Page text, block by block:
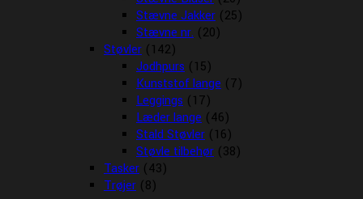
Stævne Jakker (25)
Stævne nr. (20)
Støvler (142)
Jodhpurs (15)
Kunststof lange (7)
Leggings (17)
Læder lange (46)
Stald Støvler (16)
Støvle tilbehør (38)
Tasker (43)
Trøjer (8)